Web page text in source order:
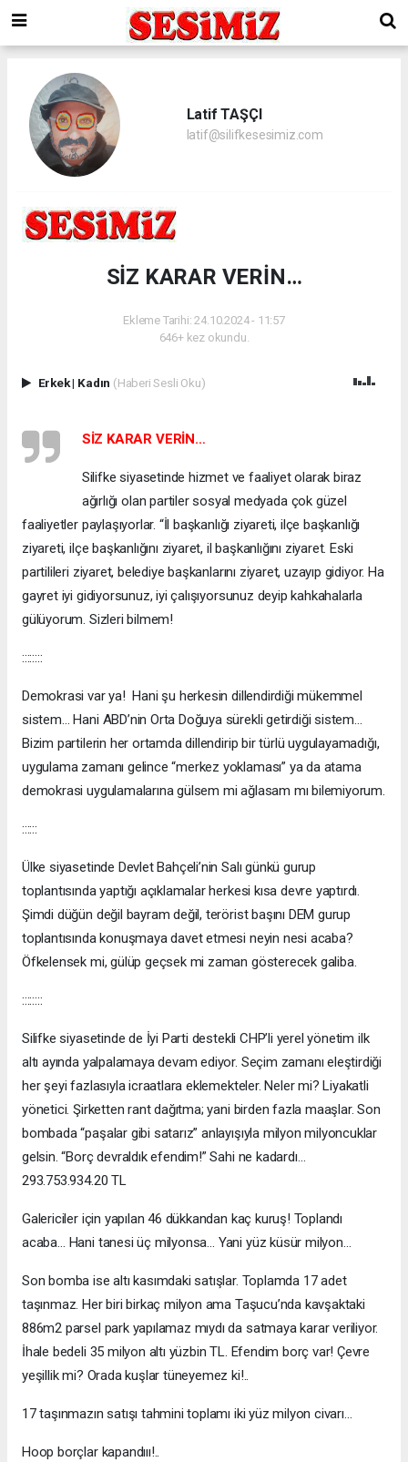
Latif TAŞÇI
latif@silifkesesimiz.com
SİZ KARAR VERİN…
Ekleme Tarihi: 24.10.2024 - 11:57
646+ kez okundu.
Erkek| Kadın (Haberi Sesli Oku)
SİZ KARAR VERİN…
Silifke siyasetinde hizmet ve faaliyet olarak biraz
ağırlığı olan partiler sosyal medyada çok güzel
faaliyetler paylaşıyorlar. “İl başkanlığı ziyareti, ilçe başkanlığı
ziyareti, ilçe başkanlığını ziyaret, il başkanlığını ziyaret. Eski
partilileri ziyaret, belediye başkanlarını ziyaret, uzayıp gidiyor. Ha
gayret iyi gidiyorsunuz, iyi çalışıyorsunuz deyip kahkahalarla
gülüyorum. Sizleri bilmem!
::::::::
Demokrasi var ya! Hani şu herkesin dillendirdiği mükemmel
sistem… Hani ABD’nin Orta Doğuya sürekli getirdiği sistem...
Bizim partilerin her ortamda dillendirip bir türlü uygulayamadığı,
uygulama zamanı gelince “merkez yoklaması” ya da atama
demokrasi uygulamalarına gülsem mi ağlasam mı bilemiyorum.
::::::
Ülke siyasetinde Devlet Bahçeli’nin Salı günkü gurup
toplantısında yaptığı açıklamalar herkesi kısa devre yaptırdı.
Şimdi düğün değil bayram değil, terörist başını DEM gurup
toplantısında konuşmaya davet etmesi neyin nesi acaba?
Öfkelensek mi, gülüp geçsek mi zaman gösterecek galiba.
::::::::
Silifke siyasetinde de İyi Parti destekli CHP’li yerel yönetim ilk
altı ayında yalpalamaya devam ediyor. Seçim zamanı eleştirdiği
her şeyi fazlasıyla icraatlara eklemekteler. Neler mi? Liyakatli
yönetici. Şirketten rant dağıtma; yani birden fazla maaşlar. Son
bombada “paşalar gibi satarız” anlayışıyla milyon milyoncuklar
gelsin. “Borç devraldık efendim!” Sahi ne kadardı…
293.753.934.20 TL
Galericiler için yapılan 46 dükkandan kaç kuruş! Toplandı
acaba… Hani tanesi üç milyonsa… Yani yüz küsür milyon…
Son bomba ise altı kasımdaki satışlar. Toplamda 17 adet
taşınmaz. Her biri birkaç milyon ama Taşucu’nda kavşaktaki
886m2 parsel park yapılamaz mıydı da satmaya karar veriliyor.
İhale bedeli 35 milyon altı yüzbin TL. Efendim borç var! Çevre
yeşillik mi? Orada kuşlar tüneyemez ki!..
17 taşınmazın satışı tahmini toplamı iki yüz milyon civarı…
Hoop borçlar kapandııı!..